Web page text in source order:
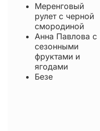
Меренговый
рулет с черной
смородиной
Анна Павлова с
сезонными
фруктами и
ягодами
Безе